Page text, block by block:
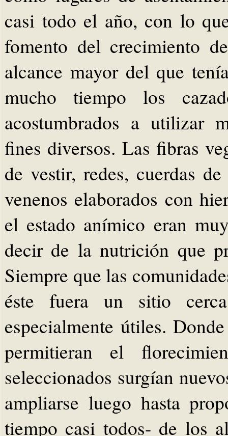
casi todo el año, con lo
fomento del crecimiento
alcance mayor del que
mucho tiempo los
acostumbrados a utilizar
fines diversos. Las fibras
de vestir, redes, cuerdas
venenos elaborados con
el estado anímico eran
decir de la nutrición que
Siempre que las
éste fuera un sitio
especialmente útiles.
permitieran el
seleccionados surgían
ampliarse luego hasta
tiempo casi todos- de los